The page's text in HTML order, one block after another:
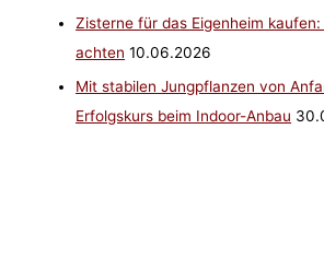
Zisterne für das Eigenheim
achten 10.06.2026
Mit stabilen Jungpflanzen von
Erfolgskurs beim Indoor-Anbau